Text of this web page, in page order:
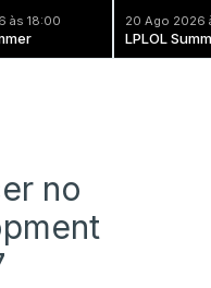
às 18:00 20 Ago 2026
LPLOL
no